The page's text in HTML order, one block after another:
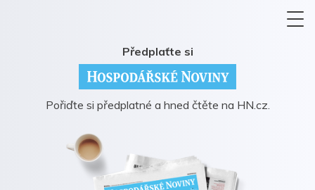
Předplaťte si
Pořiďte si předplatné a hned čtěte na HN.cz.